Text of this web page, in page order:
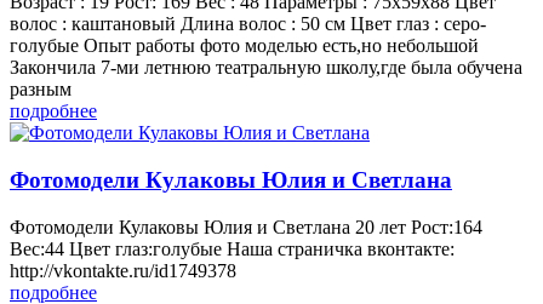
волос : каштановый Длина волос : 50 см Цвет глаз : серо-
голубые Опыт работы фото моделью есть,но небольшой
Закончила 7-ми летнюю театральную школу,где была обучена
разным
подробнее
Фотомодели Кулаковы Юлия и Светлана
Фотомодели Кулаковы Юлия и Светлана 20 лет Рост:164
Вес:44 Цвет глаз:голубые Наша страничка вконтакте:
http://vkontakte.ru/id1749378
подробнее